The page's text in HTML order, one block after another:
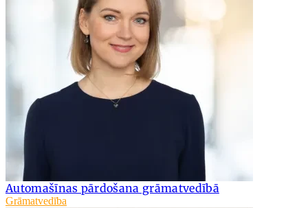
Automašīnas pārdošana grāmatvedībā
Grāmatvedība